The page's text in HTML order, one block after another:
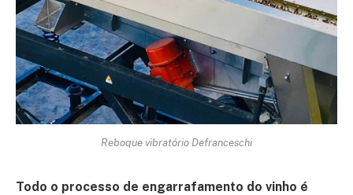
Reboque vibratório Defranceschi
Todo o processo de engarrafamento do vinho é